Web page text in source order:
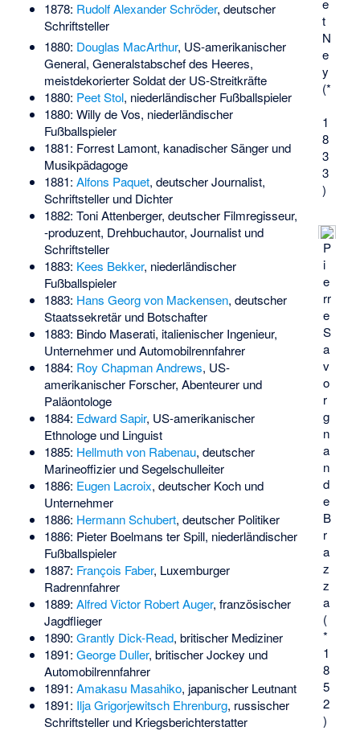
e
t
N
e
y
(*
1
8
3
3
)
P
i
e
rr
e
S
a
v
o
r
g
n
a
n
d
e
B
r
a
z
z
a
(
*
1
8
5
2
)
1878: Rudolf Alexander Schröder, deutscher
Schriftsteller
1880: Douglas MacArthur, US-amerikanischer
General, Generalstabschef des Heeres,
meistdekorierter Soldat der US-Streitkräfte
1880: Peet Stol, niederländischer Fußballspieler
1880: Willy de Vos, niederländischer
Fußballspieler
1881: Forrest Lamont, kanadischer Sänger und
Musikpädagoge
1881: Alfons Paquet, deutscher Journalist,
Schriftsteller und Dichter
1882: Toni Attenberger, deutscher Filmregisseur,
-produzent, Drehbuchautor, Journalist und
Schriftsteller
1883: Kees Bekker, niederländischer
Fußballspieler
1883: Hans Georg von Mackensen, deutscher
Staatssekretär und Botschafter
1883: Bindo Maserati, italienischer Ingenieur,
Unternehmer und Automobilrennfahrer
1884: Roy Chapman Andrews, US-
amerikanischer Forscher, Abenteurer und
Paläontologe
1884: Edward Sapir, US-amerikanischer
Ethnologe und Linguist
1885: Hellmuth von Rabenau, deutscher
Marineoffizier und Segelschulleiter
1886: Eugen Lacroix, deutscher Koch und
Unternehmer
1886: Hermann Schubert, deutscher Politiker
1886: Pieter Boelmans ter Spill, niederländischer
Fußballspieler
1887: François Faber, Luxemburger
Radrennfahrer
1889: Alfred Victor Robert Auger, französischer
Jagdflieger
1890: Grantly Dick-Read, britischer Mediziner
1891: George Duller, britischer Jockey und
Automobilrennfahrer
1891: Amakasu Masahiko, japanischer Leutnant
1891: Ilja Grigorjewitsch Ehrenburg, russischer
Schriftsteller und Kriegsberichterstatter